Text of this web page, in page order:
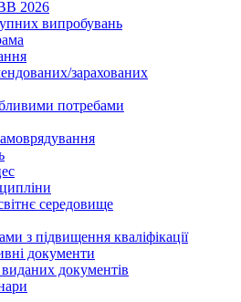
2026
випробувань
зарахованих
потребами
середовище
з підвищення кваліфікації
документи
документів